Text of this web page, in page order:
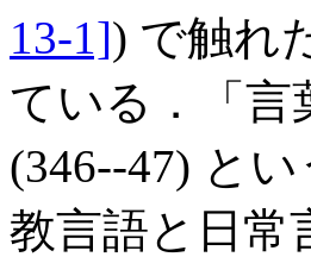
13-1]) で触れ
ている．「言
(346--47) と
教言語と日常